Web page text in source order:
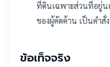
ที่ดินเฉพาะส่วนที่อยู่น
ของผู้คัดค้าน เป็นคำสั่
ข้อเท็จจริง